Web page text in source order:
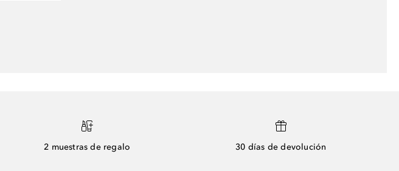
2 muestras de regalo 30 días de devolución